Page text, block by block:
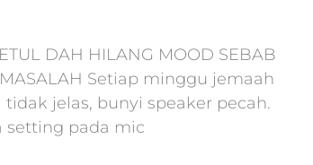
DAH HILANG MOOD SEBAB
Setiap minggu jemaah
jelas, bunyi speaker pecah.
setting pada mic